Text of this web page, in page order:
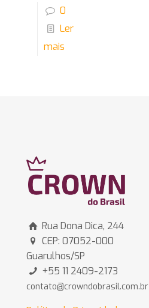
0
Ler
mais
Rua Dona Dica, 244
CEP: 07052-000
Guarulhos/SP
+55 11 2409-2173
contato@crowndobrasil.com.br